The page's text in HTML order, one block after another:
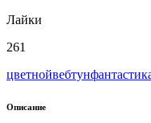
Лайки
261
цветнойвeбтун
Описание